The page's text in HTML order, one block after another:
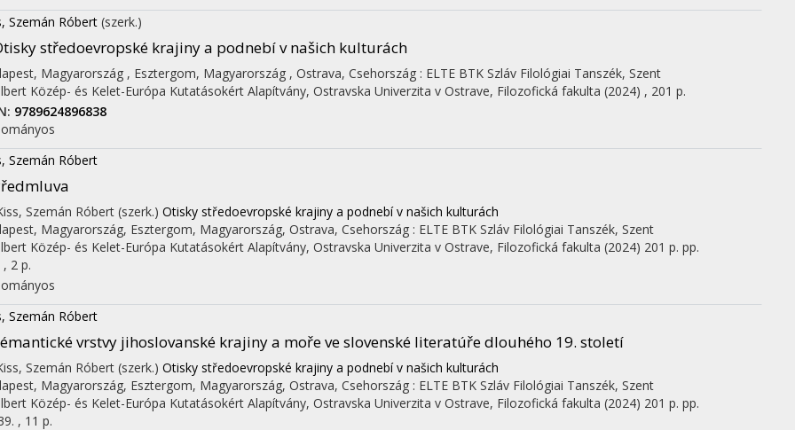
Szemán Róbert (szerk.)
středoevropské krajiny a podnebí v našich kulturách
Magyarország , Esztergom, Magyarország , Ostrava, Csehország : ELTE BTK Szláv Filológiai Tanszék, Szent
Közép- és Kelet-Európa Kutatásokért Alapítvány, Ostravska Univerzita v Ostrave, Filozofická fakulta (2024) , 201 p.
9789624896838
Szemán Róbert
Szemán Róbert (szerk.) Otisky středoevropské krajiny a podnebí v našich kulturách
Magyarország, Esztergom, Magyarország, Ostrava, Csehország : ELTE BTK Szláv Filológiai Tanszék, Szent
Közép- és Kelet-Európa Kutatásokért Alapítvány, Ostravska Univerzita v Ostrave, Filozofická fakulta (2024) 201 p. pp.
, 2 p.
Szemán Róbert
vrstvy jihoslovanské krajiny a moře ve slovenské literatúře dlouhého 19. století
Szemán Róbert (szerk.) Otisky středoevropské krajiny a podnebí v našich kulturách
Magyarország, Esztergom, Magyarország, Ostrava, Csehország : ELTE BTK Szláv Filológiai Tanszék, Szent
Közép- és Kelet-Európa Kutatásokért Alapítvány, Ostravska Univerzita v Ostrave, Filozofická fakulta (2024) 201 p. pp.
, 11 p.